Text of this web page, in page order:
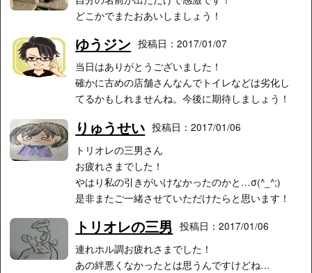
どこかでまたおあいしましょう！
ゆうジン 投稿日：2017/01/07
当日はありがとうございました！
確かに古めの店舗さんなんでトイレなどは劣化し
てるかもしれませんね。今後に期待しましょう！
りゅうせい 投稿日：2017/01/06
トリオレの三男さん
お疲れさまでした！
やはり私の引きがいけなかったのかと…σ(^_^;)
是非またご一緒させていただけたらと思います！
トリオレの三男
投稿日：2017/01/06
連れホル調お疲れさまでした！
あの絆悪くなかったとは思うんですけどね…